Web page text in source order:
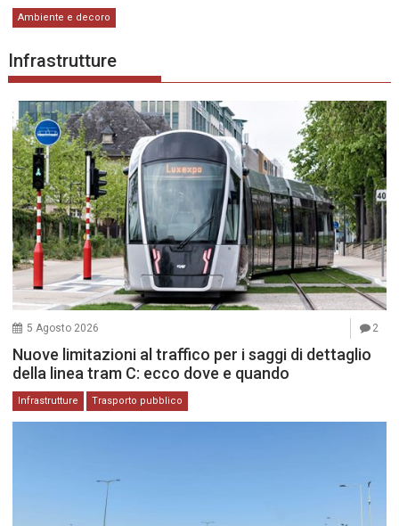
Ambiente e decoro
Infrastrutture
5 Agosto 2026 2
Nuove limitazioni al traffico per i saggi di dettaglio
della linea tram C: ecco dove e quando
Infrastrutture Trasporto pubblico